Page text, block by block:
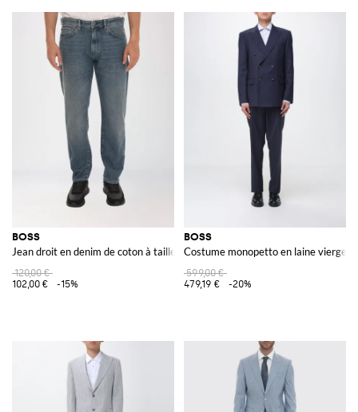
BOSS
Jean droit en denim de coton à taille mi-haute
120,00 €
102,00 €
-15%
BOSS
Costume monopetto en laine vierge
599,00 €
479,19 €
-20%